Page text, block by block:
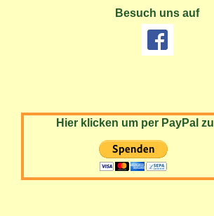
Besuch uns auf
Hier klicken um per PayPal zu